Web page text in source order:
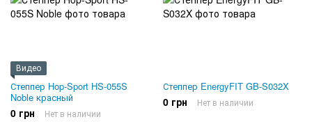
Видео
Степпер Hop-Sport HS-055S
Noble красный
0 грн Нет в наличии
Степпер EnergyFIT GB-S032X
0 грн Нет в наличии